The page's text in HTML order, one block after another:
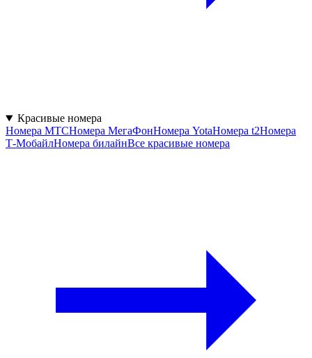
Красивые номера
Номера МТСНомера МегаФонНомера YotaНомера t2Номера
Т‑МобайлНомера билайнВсе красивые номера